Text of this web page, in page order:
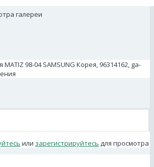
галереи
98-04 SAMSUNG Корея, 96314162, ga-
или зарегистрируйтесь для просмотра